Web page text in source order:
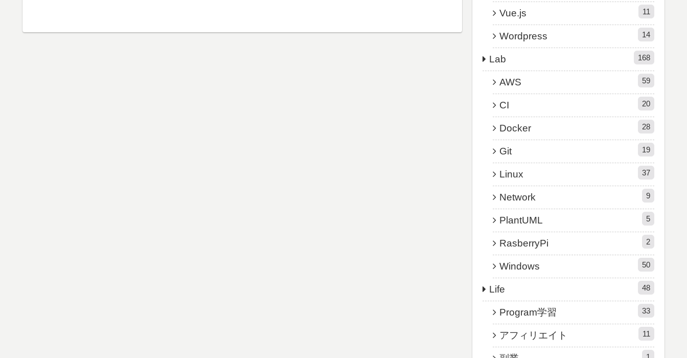
Vue.js 11
Wordpress 14
Lab 168
AWS 59
CI 20
Docker 28
Git 19
Linux 37
Network 9
PlantUML 5
RasberryPi 2
Windows 50
Life 48
Program学習 33
アフィリエイト 11